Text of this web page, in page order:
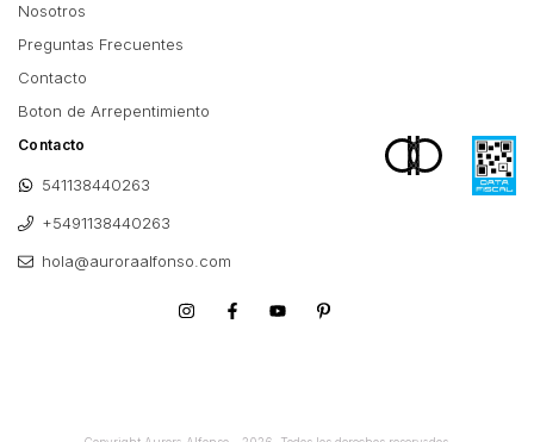
Nosotros
Preguntas Frecuentes
Contacto
Boton de Arrepentimiento
Contacto
541138440263
+5491138440263
hola@auroraalfonso.com